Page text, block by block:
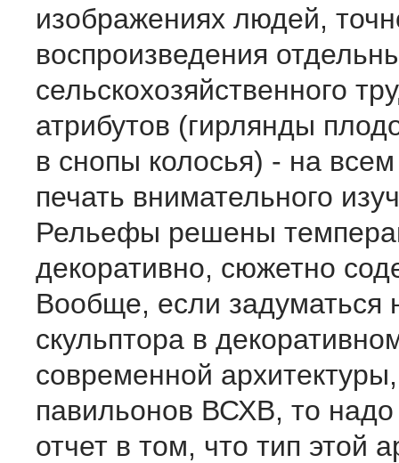
изображениях людей,
воспроизведения
сельскохозяйственного
атрибутов (гирлянды
в снопы колосья) - на
печать внимательного
Рельефы решены
декоративно, сюжетно
Вообще, если задуматься
скульптора в
современной
павильонов ВСХВ, то надо
отчет в том, что тип этой